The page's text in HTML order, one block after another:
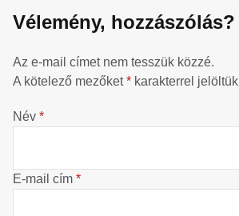
Vélemény, hozzászólás?
Az e-mail címet nem tesszük közzé.
A kötelező mezőket* karakterrel jelöltük
Név *
E-mail cím *